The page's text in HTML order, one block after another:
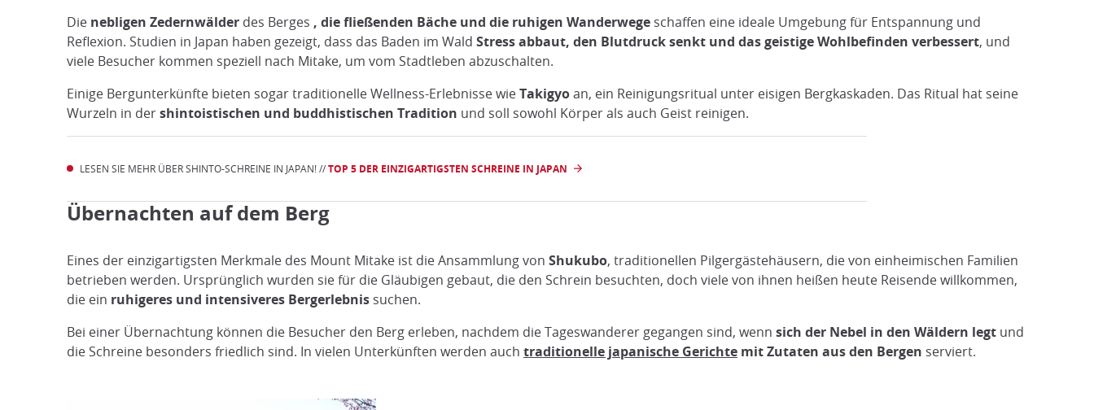
Die nebligen Zedernwälder des Berges , die fließenden Bäche und die ruhigen Wanderwege schaffen eine ideale Umgebung für Entspannung und
Reflexion. Studien in Japan haben gezeigt, dass das Baden im Wald Stress abbaut, den Blutdruck senkt und das geistige Wohlbefinden verbessert, und
viele Besucher kommen speziell nach Mitake, um vom Stadtleben abzuschalten.
Einige Bergunterkünfte bieten sogar traditionelle Wellness-Erlebnisse wieTakigyoan, ein Reinigungsritual unter eisigen Bergkaskaden. Das Ritual hat seine
Wurzeln in dershintoistischen und buddhistischen Tradition und soll sowohl Körper als auch Geist reinigen.
LESEN SIE MEHR ÜBER SHINTO-SCHREINE IN JAPAN! //TOP 5 DER EINZIGARTIGSTEN SCHREINE IN JAPAN
Übernachten auf dem Berg
Eines der einzigartigsten Merkmale des Mount Mitake ist die Ansammlung von Shukubo, traditionellen Pilgergästehäusern, die von einheimischen Familien
betrieben werden. Ursprünglich wurden sie für die Gläubigen gebaut, die den Schrein besuchten, doch viele von ihnen heißen heute Reisende willkommen,
die ein ruhigeres und intensiveres Bergerlebnis suchen.
Bei einer Übernachtung können die Besucher den Berg erleben, nachdem die Tageswanderer gegangen sind, wenn sich der Nebel in den Wäldern legt und
die Schreine besonders friedlich sind. In vielen Unterkünften werden auch traditionelle japanische Gerichte mit Zutaten aus den Bergen serviert.